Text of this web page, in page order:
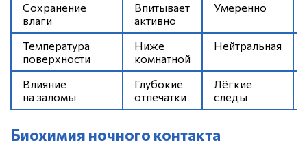
Сохранение
влаги
Впитывает
активно
Умеренно
Температура
поверхности
Ниже
комнатной
Нейтральная
Влияние
на заломы
Глубокие
отпечатки
Лёгкие
следы
Биохимия ночного контакта